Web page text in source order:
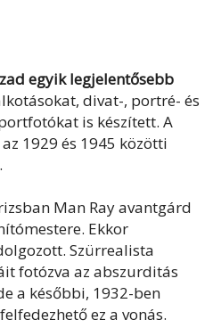
egyik legjelentősebb
divat-, portré- és
is készített. A
1929 és 1945 közötti
Man Ray avantgárd
Ekkor
Szürrealista
fotózva az abszurditás
a későbbi, 1932-ben
ez a vonás.